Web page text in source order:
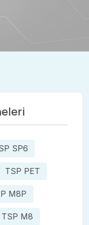
SP6
TSP PET
M8P
TSP M8